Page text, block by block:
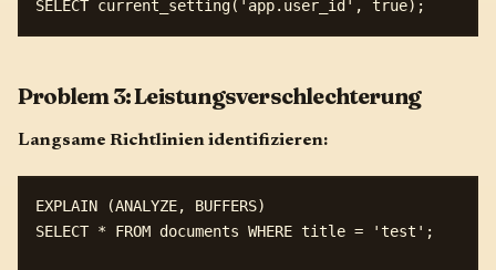
Problem 3: Leistungsverschlechterung
Langsame Richtlinien identifizieren:
EXPLAIN (ANALYZE, BUFFERS)
SELECT * FROM documents WHERE title = 'test';